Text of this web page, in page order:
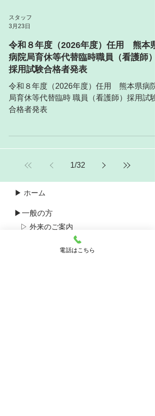
スタッフ
3月23日
令和８年度（2026年度）任用 熊本県
病院局育休等代替臨時職員（看護師）
採用試験合格者発表
令和８年度（2026年度）任用 熊本県病院
局育休等代替臨時 職員（看護師）採用試験
合格者発表
1/32
▶ ホーム
▶一般の方
▷ 外来のご案内
▷ 病棟のご案内電話はこちら